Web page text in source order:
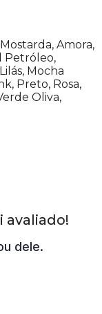
Amora,
Petróleo,
Mocha
Preto, Rosa,
Oliva,
avaliado!
dele.